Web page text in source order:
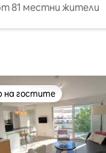
81 местни жители
на гостите
на гостите